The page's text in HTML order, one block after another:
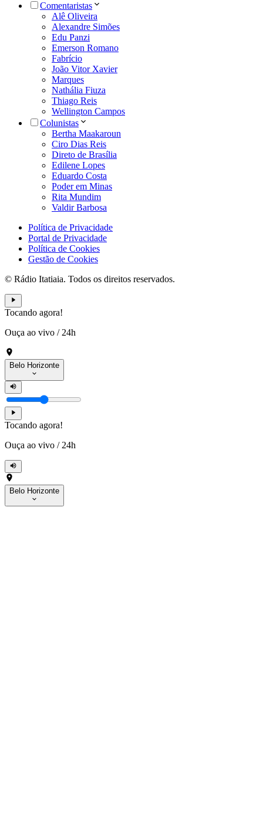
Comentaristas
Alê Oliveira
Alexandre Simões
Edu Panzi
Emerson Romano
Fabrício
João Vitor Xavier
Marques
Nathália Fiuza
Thiago Reis
Wellington Campos
Colunistas
Bertha Maakaroun
Ciro Dias Reis
Direto de Brasília
Edilene Lopes
Eduardo Costa
Poder em Minas
Rita Mundim
Valdir Barbosa
Política de Privacidade
Portal de Privacidade
Política de Cookies
Gestão de Cookies
© Rádio Itatiaia. Todos os direitos reservados.
Tocando agora!
Ouça ao vivo / 24h
Belo Horizonte
Tocando agora!
Ouça ao vivo / 24h
Belo Horizonte